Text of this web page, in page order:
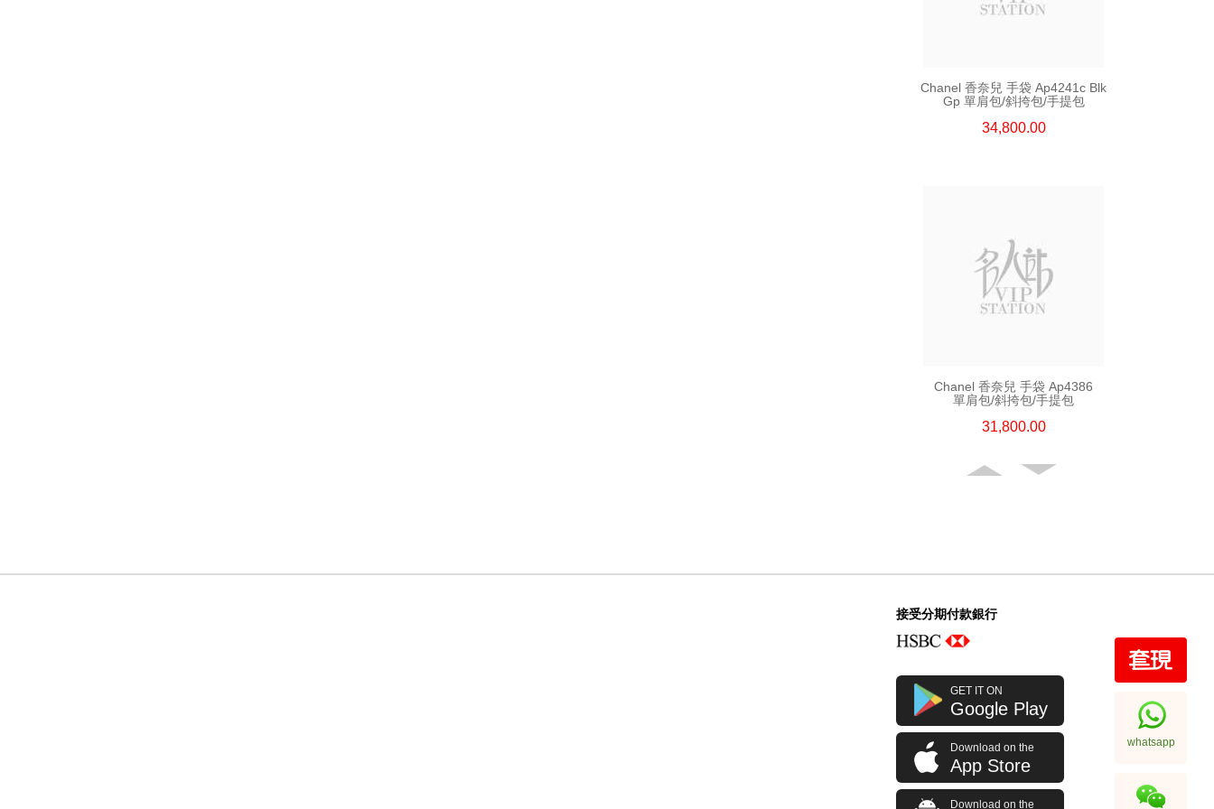
Chanel 香奈兒 手袋 Ap4241c Blk
Gp 單肩包/斜挎包/手提包
34,800.00
Chanel 香奈兒 手袋 Ap4386
單肩包/斜挎包/手提包
31,800.00
Chanel 香奈兒 手袋 Ap4936c Blk
Gp 單肩包/斜挎包
32,800.00
接受分期付款銀行
GET IT ON
Google Play
Download on the
App Store
Download on the
whatsapp